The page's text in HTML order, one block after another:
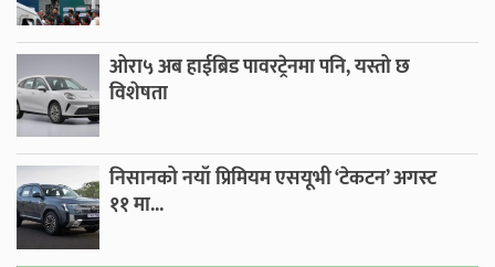
ओरा५ अब हाईब्रिड पावरट्रेनमा पनि, यस्तो छ
विशेषता
निसानको नयाँ प्रिमियम एसयूभी ‘टेकटन’ अगस्ट
११ मा...